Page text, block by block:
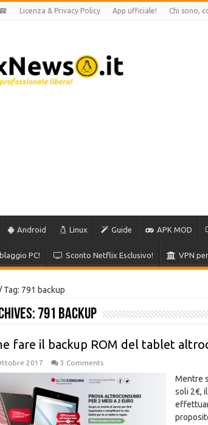
☎ Licenza & Privacy Policy App ufficiale! Chi sono,
Android Linux Guide APK MOD
PC! Sconto Netflix Esclusivo! VPN
/ Tag: 791 backup
791 backup
fare il backup ROM del tablet
2017 3 Comments
Mentre
soli 2€,